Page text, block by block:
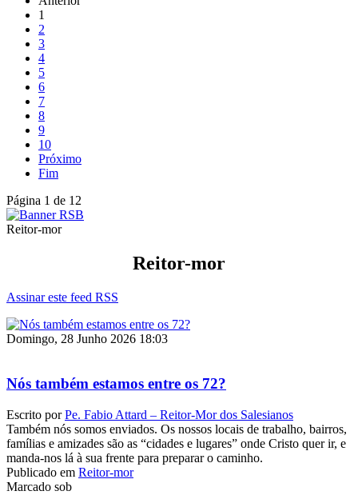
1
2
3
4
5
6
7
8
9
10
Próximo
Fim
Página 1 de 12
Reitor-mor
Reitor-mor
Assinar este feed RSS
Domingo, 28 Junho 2026 18:03
Nós também estamos entre os 72?
Escrito porPe. Fabio Attard – Reitor-Mor dos Salesianos
Também nós somos enviados. Os nossos locais de trabalho, bairros,
famílias e amizades são as “cidades e lugares” onde Cristo quer ir, e
manda-nos lá à sua frente para preparar o caminho.
Publicado em Reitor-mor
Marcado sob